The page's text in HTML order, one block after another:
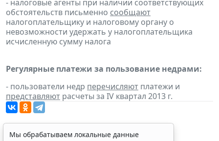
- налоговые агенты при наличии соответствующих
обстоятельств письменно сообщают
налогоплательщику и налоговому органу о
невозможности удержать у налогоплательщика
исчисленную сумму налога
Регулярные платежи за пользование недрами:
- пользователи недр перечисляют платежи и
представляют расчеты за IV квартал 2013 г.
Мы обрабатываем локальные данные